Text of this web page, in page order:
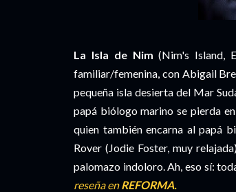
La Isla de Nim (Nim's Island,
familiar/femenina, con Abigail
pequeña isla desierta del Mar
papá biólogo marino se pierda
quien también encarna al papá
Rover (Jodie Foster, muy
palomazo indoloro. Ah, eso sí:
reseña enREFORMA.